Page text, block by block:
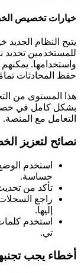
خيارات تخصيص
يتيح النظام
للمستخدمين تحديد
واستخدامها.
حفظ المحادثات
هذا المستوى من
بشكل كامل في
التعامل مع المنصة.
نصائح لتعزيز
استخدم
حساسة.
تأكد من
راجع
إليها.
استخدم
تي.
أخطاء يجب